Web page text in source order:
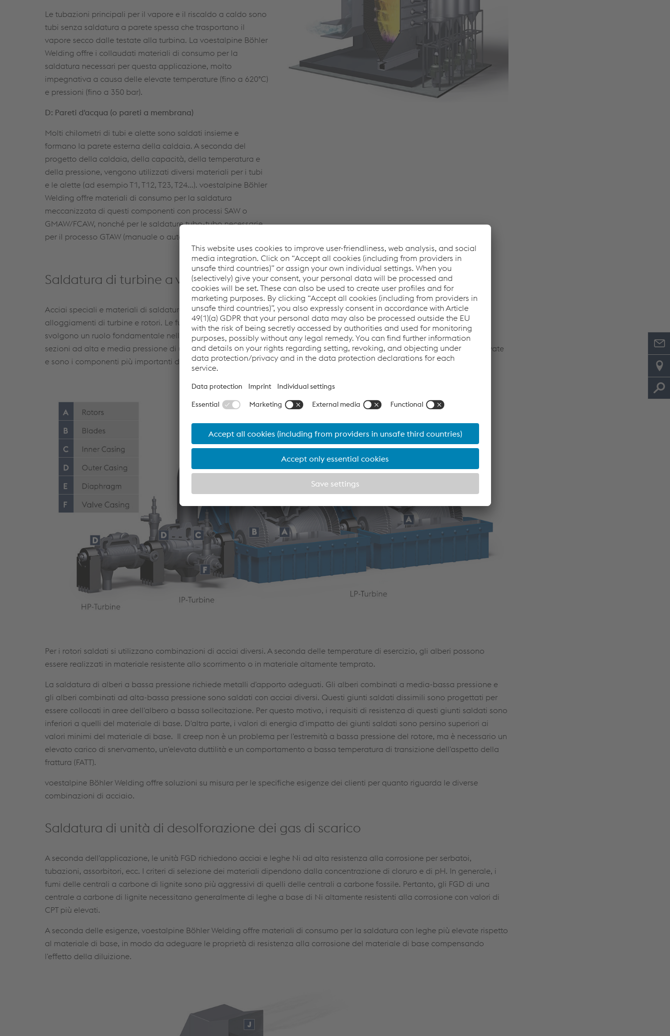
Le tubazioni principali per il vapore e il riscaldo a caldo sono
tubi senza saldatura a parete spessa che trasportano il
vapore secco dalle testate alla turbina. La voestalpine Böhler
Welding offre i collaudati materiali di consumo per la
saldatura necessari per questa applicazione, molto
impegnativa a causa delle elevate temperature (fino a 620°C)
e pressioni (fino a 350 bar).
D: Pareti d'acqua (o pareti a membrana)
Molti chilometri di tubi e alette sono saldati insieme e
formano la parete esterna della caldaia. A seconda del
progetto della caldaia, della capacità, della temperatura e
della pressione, vengono utilizzati diversi materiali per i tubi
e le alette (ad esempio T1, T12, T23, T24...). voestalpine Böhler
Welding offre materiali di consumo per la saldatura
meccanizzata di questi componenti con processi SAW o
GMAW/FCAW, nonché per le saldature tubo-tubo necessarie
per il processo GTAW (manuale o automatico).
Saldatura di turbine a vapore
Acciai speciali e materiali di saldatura speciali sono necessari per componenti altamente sollecitati come valvole,
alloggiamenti di turbine e rotori. Le fusioni in acciaio pesante e i forgiati dei rotori, realizzati con acciai resistenti al creep,
svolgono un ruolo fondamentale nelle centrali elettriche a combustibili fossili per i componenti altamente sollecitati nelle
sezioni ad alta e media pressione di un getto di turbina. I rotori delle turbine e dei generatori sopportano sollecitazioni elevate
e sono i componenti più importanti di un sistema di generatori a turbina dal punto di vista della sicurezza.
Per i rotori saldati si utilizzano combinazioni di acciai diversi. A seconda delle temperature di esercizio, gli alberi possono
essere realizzati in materiale resistente allo scorrimento o in materiale altamente temprato.
La saldatura di alberi a bassa pressione richiede metalli d'apporto adeguati. Gli alberi combinati a media-bassa pressione e
gli alberi combinati ad alta-bassa pressione sono saldati con acciai diversi. Questi giunti saldati dissimili sono progettati per
essere collocati in aree dell'albero a bassa sollecitazione. Per questo motivo, i requisiti di resistenza di questi giunti saldati sono
inferiori a quelli del materiale di base. D'altra parte, i valori di energia d'impatto dei giunti saldati sono persino superiori ai
valori minimi del materiale di base. Il creep non è un problema per l'estremità a bassa pressione del rotore, ma è necessario un
elevato carico di snervamento, un'elevata duttilità e un comportamento a bassa temperatura di transizione dell'aspetto della
frattura (FATT).
voestalpine Böhler Welding offre soluzioni su misura per le specifiche esigenze dei clienti per quanto riguarda le diverse
combinazioni di acciaio.
Saldatura di unità di desolforazione dei gas di scarico
A seconda dell'applicazione, le unità FGD richiedono acciai e leghe Ni ad alta resistenza alla corrosione per serbatoi,
tubazioni, assorbitori, ecc. I criteri di selezione dei materiali dipendono dalla concentrazione di cloruro e di pH. In generale, i
fumi delle centrali a carbone di lignite sono più aggressivi di quelli delle centrali a carbone fossile. Pertanto, gli FGD di una
centrale a carbone di lignite necessitano generalmente di leghe a base di Ni altamente resistenti alla corrosione con valori di
CPT più elevati.
A seconda delle esigenze, voestalpine Böhler Welding offre materiali di consumo per la saldatura con leghe più elevate rispetto
al materiale di base, in modo da adeguare le proprietà di resistenza alla corrosione del materiale di base compensando
l'effetto della diluizione.